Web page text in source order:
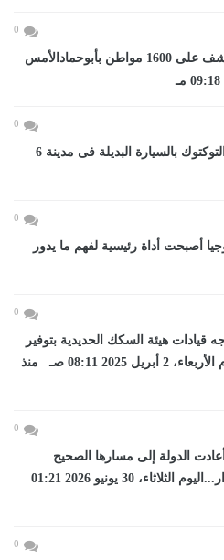
0
صحة الشرقية توقع الكشف على 1600 مواطن بأبوحمادالأمس
0
بدء تلقى طلبات إحلال التوكتوك بالسيارة البديلة فى مدينة 6
0
أصبحت أداة رئيسية لفهم ما يدور
0
قيادات هيئة السكك الحديدية بتوفير
أماكن في رحلات...اليوم الأربعاء، 2 أبريل 2025 08:11 صـ منذ
0
ثورة 30 يونيو أعادت الدولة إلى مسارها الصحيح
ورسخت دعائم الاستقرار...اليوم الثلاثاء، 30 يونيو 2026 01:21
0